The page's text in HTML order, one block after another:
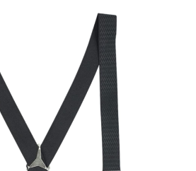
BENETTON